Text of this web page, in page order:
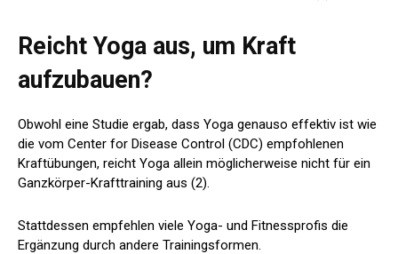
Reicht Yoga aus, um Kraft
aufzubauen?
Obwohl eine Studie ergab, dass Yoga genauso effektiv ist wie
die vom Center for Disease Control (CDC) empfohlenen
Kraftübungen, reicht Yoga allein möglicherweise nicht für ein
Ganzkörper-Krafttraining aus (2).
Stattdessen empfehlen viele Yoga- und Fitnessprofis die
Ergänzung durch andere Trainingsformen.